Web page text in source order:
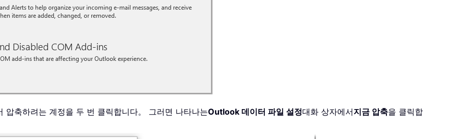
압축하려는 계정을 두 번 클릭합니다。 그러면 나타나는Outlook 데이터 파일 설정대화 상자에서지금 압축을 클릭합